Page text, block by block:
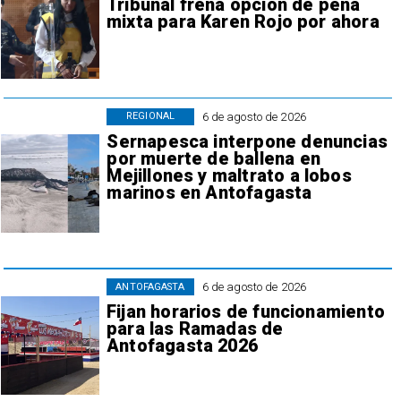
Tribunal frena opción de pena
mixta para Karen Rojo por ahora
6 de agosto de 2026
Sernapesca interpone denuncias
por muerte de ballena en
Mejillones y maltrato a lobos
marinos en Antofagasta
REGIONAL
6 de agosto de 2026
Fijan horarios de funcionamiento
para las Ramadas de
Antofagasta 2026
ANTOFAGASTA